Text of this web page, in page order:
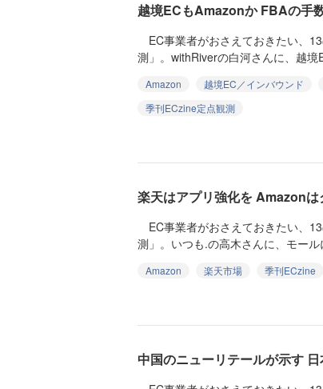
越境ECもAmazonか FBAの手
EC事業者がおさえておきたい、
測」。withRiverの白河さんに、越
Amazon 越境EC／インバウンド
季刊ECzine定点観測
楽天はアプリ強化を Amazonは
EC事業者がおさえておきたい、
測」。いつも.の高木さんに、モー
Amazon 楽天市場 季刊ECzine
中国のニューリテールが示す